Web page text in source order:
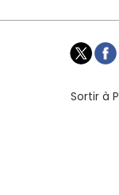
Sortir à